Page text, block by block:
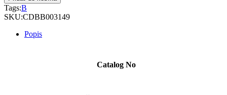
Tags:B
SKU:CDBB003149
Popis
Catalog No